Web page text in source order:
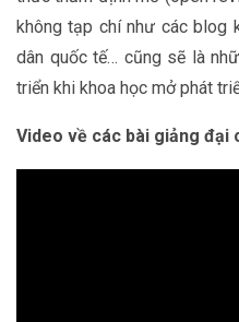
không tạp chí như các blog
dân quốc tế… cũng sẽ là
triển khi khoa học mở phát
Video về các bài giảng đại